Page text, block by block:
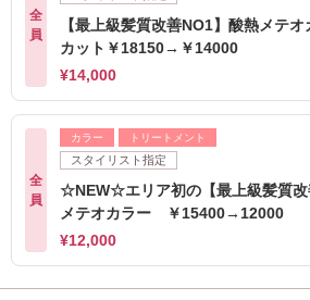
全
員
【最上級髪質改善NO1】酸熱メテオ
カット￥18150→￥14000
¥14,000
全
員
カラー トリートメント
スタイリスト指定
☆NEW☆エリア初の【最上級髪質改
メテオカラー ￥15400→12000
¥12,000